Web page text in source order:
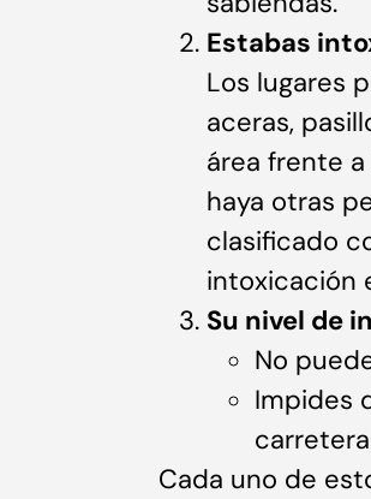
Estabas
Los lugares
aceras,
área frente
haya otras
clasificado
intoxicación
Su nivel de
No
Impides
Cada uno de